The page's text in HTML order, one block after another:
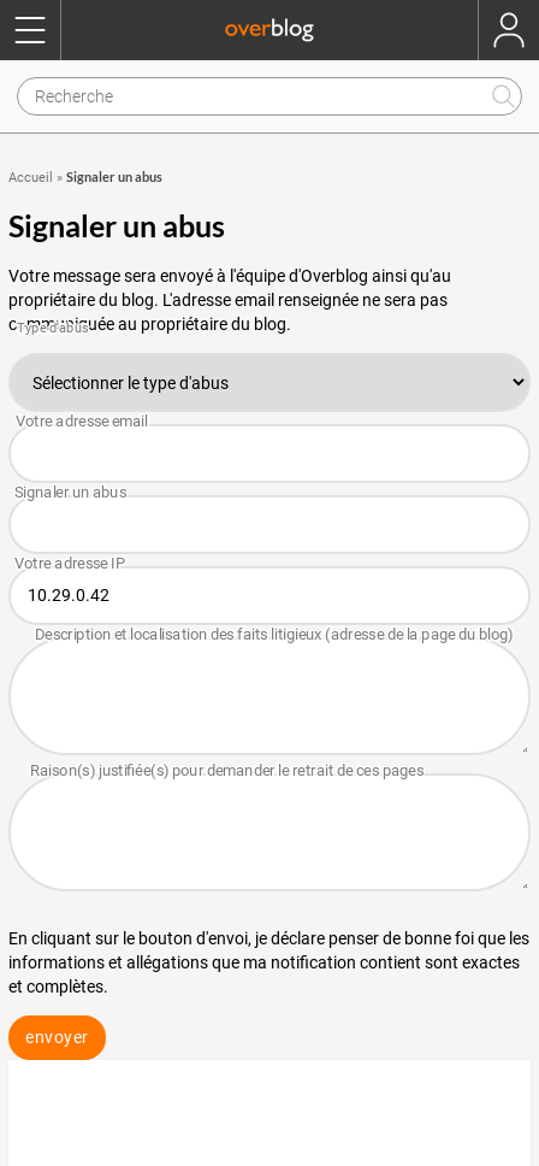
Accueil » Signaler un abus
Signaler un abus
Votre message sera envoyé à l'équipe d'Overblog ainsi qu'au
propriétaire du blog. L'adresse email renseignée ne sera pas
communiquée au propriétaire du blog.
En cliquant sur le bouton d'envoi, je déclare penser de bonne foi que les
informations et allégations que ma notification contient sont exactes
et complètes.
envoyer